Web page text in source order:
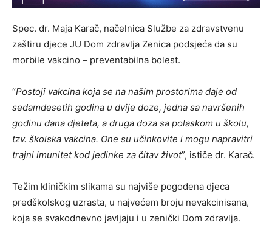
Spec. dr. Maja Karač, načelnica Službe za zdravstvenu
zaštiru djece JU Dom zdravlja Zenica podsjeća da su
morbile vakcino – preventabilna bolest.
“Postoji vakcina koja se na našim prostorima daje od
sedamdesetih godina u dvije doze, jedna sa navršenih
godinu dana djeteta, a druga doza sa polaskom u školu,
tzv. školska vakcina. One su učinkovite i mogu napravitri
trajni imunitet kod jedinke za čitav život”, ističe dr. Karač.
Težim kliničkim slikama su najviše pogođena djeca
predškolskog uzrasta, u najvećem broju nevakcinisana,
koja se svakodnevno javljaju i u zenički Dom zdravlja.